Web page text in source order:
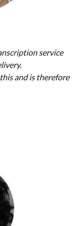
service
and is therefore